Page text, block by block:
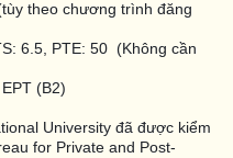
theo chương trình đăng
6.5, PTE: 50 (Không cần
(B2)
University đã được kiểm
for Private and Post-